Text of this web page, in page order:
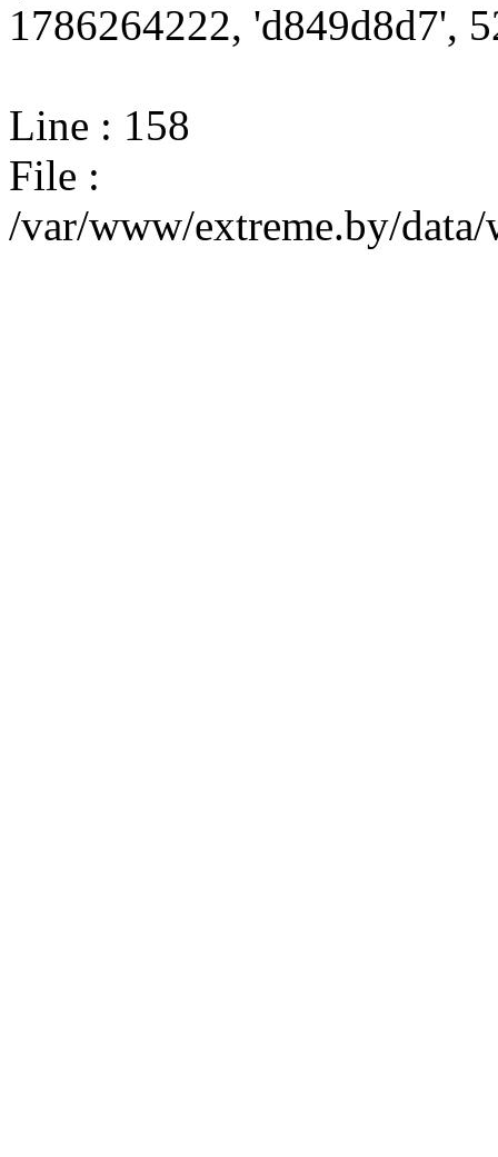
1786264222, 'd849d8d7',
Line : 158
File :
/var/www/extreme.by/